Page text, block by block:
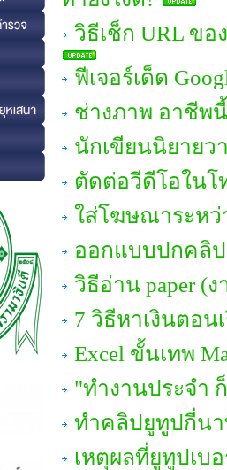
วิธีเช็ก URL ขอ
ฟีเจอร์เด็ด
ช่างภาพ อาชีพ
นักเขียนนิยายว
ตัดต่อวีดีโอในโ
ใส่โฆษณาระหว่
ออกแบบปกคลิ
วิธีอ่าน paper (
7 วิธีหาเงินตอน
Excel ขั้นเทพ
"ทำงานประจำ
ทำคลิปยูทูปกี่นา
เหตุผลที่ยูทูปเบ